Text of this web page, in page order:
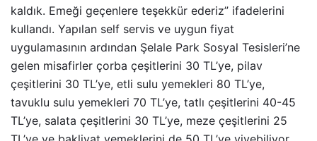
kaldık. Emeği geçenlere teşekkür ederiz” ifadelerini
kullandı. Yapılan self servis ve uygun fiyat
uygulamasının ardından Şelale Park Sosyal Tesisleri’ne
gelen misafirler çorba çeşitlerini 30 TL’ye, pilav
çeşitlerini 30 TL’ye, etli sulu yemekleri 80 TL’ye,
tavuklu sulu yemekleri 70 TL’ye, tatlı çeşitlerini 40-45
TL’ye, salata çeşitlerini 30 TL’ye, meze çeşitlerini 25